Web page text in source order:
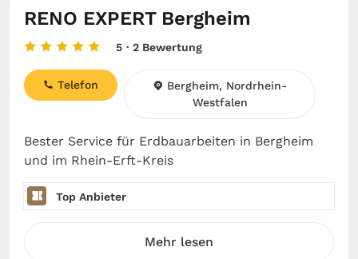
RENO EXPERT Bergheim
5 · 2 Bewertung
Bester Service für Erdbauarbeiten in Bergheim
und im Rhein-Erft-Kreis
Telefon
Bergheim, Nordrhein-
Westfalen
Top Anbieter
Mehr lesen